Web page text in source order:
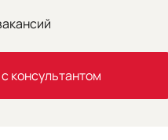
консультантом